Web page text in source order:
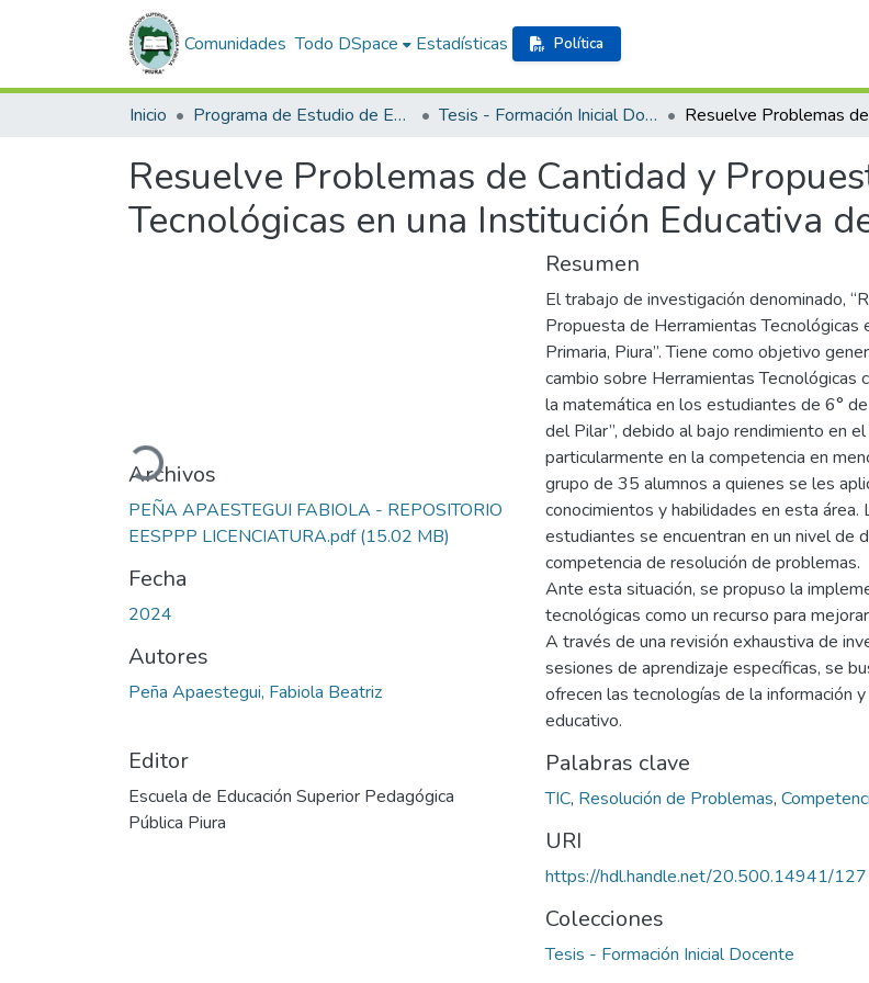
Comunidades Todo DSpace Estadísticas Política
Inicio Programa de Estudio de Educación Primaria Tesis - Formación Inicial Docente
Resuelve Problemas de Cantidad y
Tecnológicas en una Institución Educativa
Cargando...
Archivos
PEÑA APAESTEGUI FABIOLA - REPOSITORIO
EESPPP LICENCIATURA.pdf(15.02 MB)
Fecha
2024
Autores
Peña Apaestegui, Fabiola Beatriz
Editor
Escuela de Educación Superior Pedagógica
Pública Piura
Resumen
El trabajo de investigación denominado,
Propuesta de Herramientas Tecnológicas
Primaria, Piura”. Tiene como objetivo
cambio sobre Herramientas Tecnológicas
la matemática en los estudiantes de 6°
del Pilar”, debido al bajo rendimiento en
particularmente en la competencia en
grupo de 35 alumnos a quienes se les
conocimientos y habilidades en esta
estudiantes se encuentran en un nivel de
competencia de resolución de problemas.
Ante esta situación, se propuso la
tecnológicas como un recurso para
A través de una revisión exhaustiva de
sesiones de aprendizaje específicas, se
ofrecen las tecnologías de la información
educativo.
Palabras clave
TIC, Resolución de Problemas,
URI
https://hdl.handle.net/20.500.14941/127
Colecciones
Tesis - Formación Inicial Docente